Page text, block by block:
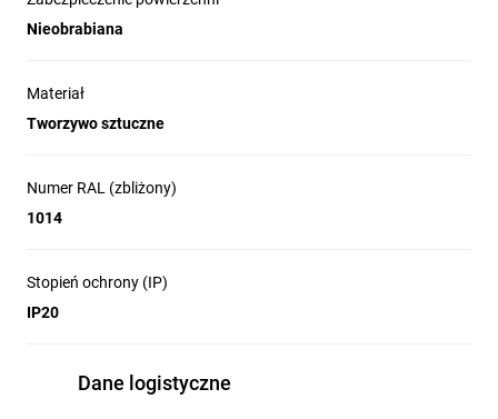
Nieobrabiana
Materiał
Tworzywo sztuczne
Numer RAL (zbliżony)
1014
Stopień ochrony (IP)
IP20
Dane logistyczne